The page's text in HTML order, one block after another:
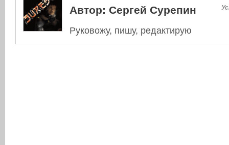
Автор: Сергей Сурепин
Руковожу, пишу, редактирую